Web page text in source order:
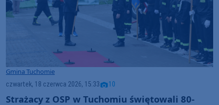
Gmina Tuchomie
czwartek, 18 czerwca 2026, 15:33 10
Strażacy z OSP w Tuchomiu świętowali 80-